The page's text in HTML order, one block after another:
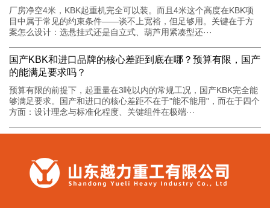
厂房净空4米，KBK起重机完全可以装。而且4米这个高度在KBK项
目中属于常见的约束条件——谈不上宽裕，但足够用。关键在于方
案怎么设计：选悬挂式还是自立式、葫芦用紧凑型还···
国产KBK和进口品牌的核心差距到底在哪？预算有限，国产
的能满足要求吗？
预算有限的前提下，起重量在3吨以内的常规工况，国产KBK完全能
够满足要求。国产和进口的核心差距不在于"能不能用"，而在于四个
方面：设计理念与标准化程度、关键组件在极端···